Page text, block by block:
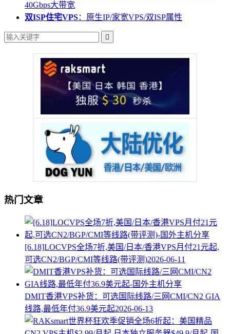
40Gbps大带宽
双ISP住宅VPS：原生IP/家宽VPS/双ISP属性

热门文章
[6.18]LOCVPS全场7折,美国/日本/香港VPS月付21元起,
可选CN2/BGP/CMI等线路(带评测)2026-06-11
DMIT香港VPS补货：可选国际线路/三网CMI/CN2 GIA
线路,最低年付36.9美元起2026-06-13